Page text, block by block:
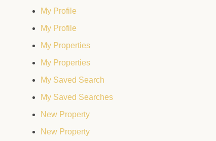
My Profile
My Profile
My Properties
My Properties
My Saved Search
My Saved Searches
New Property
New Property